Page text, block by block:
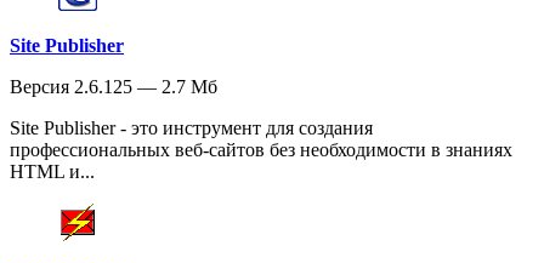
Site Publisher
Версия 2.6.125 — 2.7 Мб
Site Publisher - это инструмент для создания
профессиональных веб-сайтов без необходимости в знаниях
HTML и...